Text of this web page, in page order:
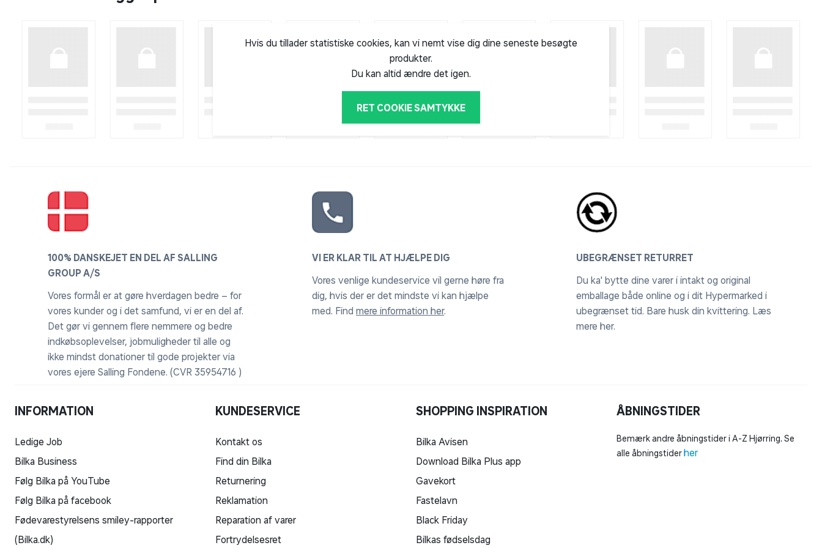
Hvis du tillader statistiske cookies, kan vi nemt vise dig dine seneste besøgte
produkter.
Du kan altid ændre det igen.
RET COOKIE SAMTYKKE
100% DANSKEJET EN DEL AF SALLING
GROUP A/S
Vores formål er at gøre hverdagen bedre – for
vores kunder og i det samfund, vi er en del af.
Det gør vi gennem flere nemmere og bedre
indkøbsoplevelser, jobmuligheder til alle og
ikke mindst donationer til gode projekter via
vores ejere Salling Fondene. (CVR 35954716 )
VI ER KLAR TIL AT HJÆLPE DIG
Vores venlige kundeservice vil gerne høre fra
dig, hvis der er det mindste vi kan hjælpe
med. Find mere information her.
UBEGRÆNSET RETURRET
Du ka' bytte dine varer i intakt og original
emballage både online og i dit Hypermarked i
ubegrænset tid. Bare husk din kvittering. Læs
mere her.
INFORMATION
Ledige Job
Bilka Business
Følg Bilka på YouTube
Følg Bilka på facebook
Fødevarestyrelsens smiley-rapporter
(Bilka.dk)
KUNDESERVICE
Kontakt os
Find din Bilka
Returnering
Reklamation
Reparation af varer
Fortrydelsesret
SHOPPING INSPIRATION
Bilka Avisen
Download Bilka Plus app
Gavekort
Fastelavn
Black Friday
Bilkas fødselsdag
ÅBNINGSTIDER
Bemærk andre åbningstider i A-Z Hjørring. Se
alle åbningstiderher